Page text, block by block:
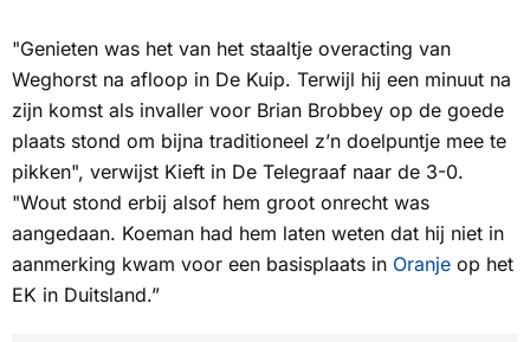
"Genieten was het van het staaltje overacting van
Weghorst na afloop in De Kuip. Terwijl hij een minuut na
zijn komst als invaller voor Brian Brobbey op de goede
plaats stond om bijna traditioneel z’n doelpuntje mee te
pikken", verwijst Kieft in De Telegraaf naar de 3-0.
"Wout stond erbij alsof hem groot onrecht was
aangedaan. Koeman had hem laten weten dat hij niet in
aanmerking kwam voor een basisplaats in Oranje op het
EK in Duitsland.”